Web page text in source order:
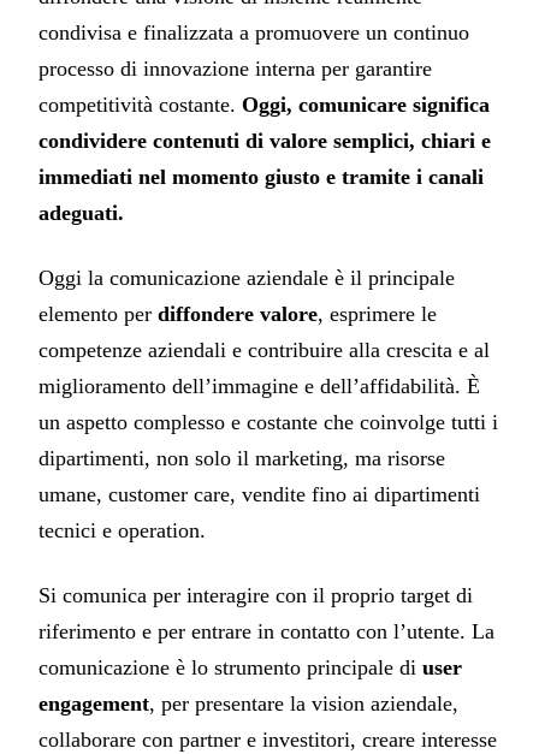
condivisa e finalizzata a promuovere un continuo
processo di innovazione interna per garantire
competitività costante. Oggi, comunicare significa
condividere contenuti di valore semplici, chiari e
immediati nel momento giusto e tramite i canali
adeguati.
Oggi la comunicazione aziendale è il principale
elemento per diffondere valore, esprimere le
competenze aziendali e contribuire alla crescita e al
miglioramento dell’immagine e dell’affidabilità. È
un aspetto complesso e costante che coinvolge tutti i
dipartimenti, non solo il marketing, ma risorse
umane, customer care, vendite fino ai dipartimenti
tecnici e operation.
Si comunica per interagire con il proprio target di
riferimento e per entrare in contatto con l’utente. La
comunicazione è lo strumento principale di user
engagement, per presentare la vision aziendale,
collaborare con partner e investitori, creare interesse